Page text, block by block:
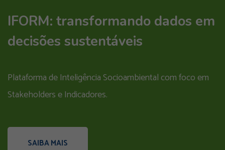
IFORM: transformando dados em
decisões sustentáveis
Plataforma de Inteligência Socioambiental com foco em
Stakeholders e Indicadores.
SAIBA MAIS